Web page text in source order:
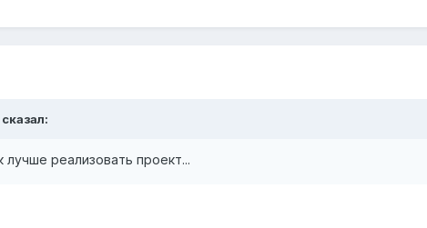
лучше реализовать проект...